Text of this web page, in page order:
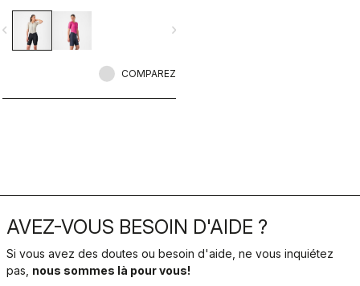
pratiquent le cyclisme de manière
intense.
navigate_next
COMPAREZ
AVEZ-VOUS BESOIN D'AIDE ?
Si vous avez des doutes ou besoin d'aide, ne vous inquiétez
pas, nous sommes là pour vous!